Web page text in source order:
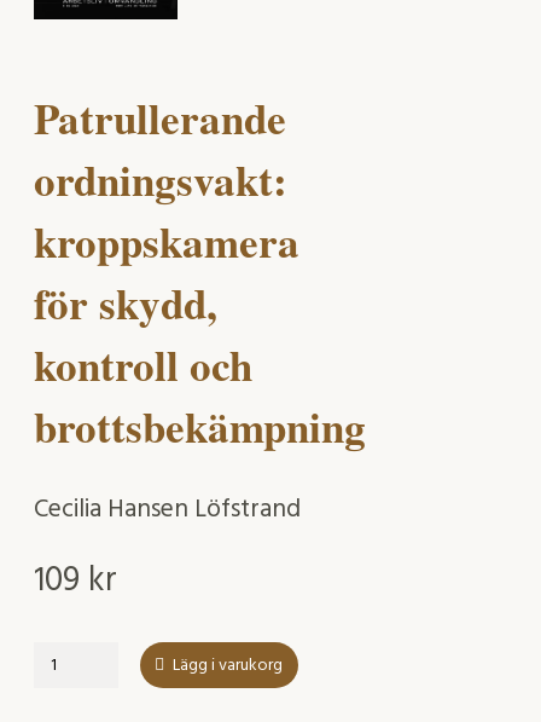
Patrullerande
ordningsvakt:
kroppskamera
för skydd,
kontroll och
brottsbekämpning
Cecilia Hansen Löfstrand
109 kr
Patrullerande
Lägg i varukorg